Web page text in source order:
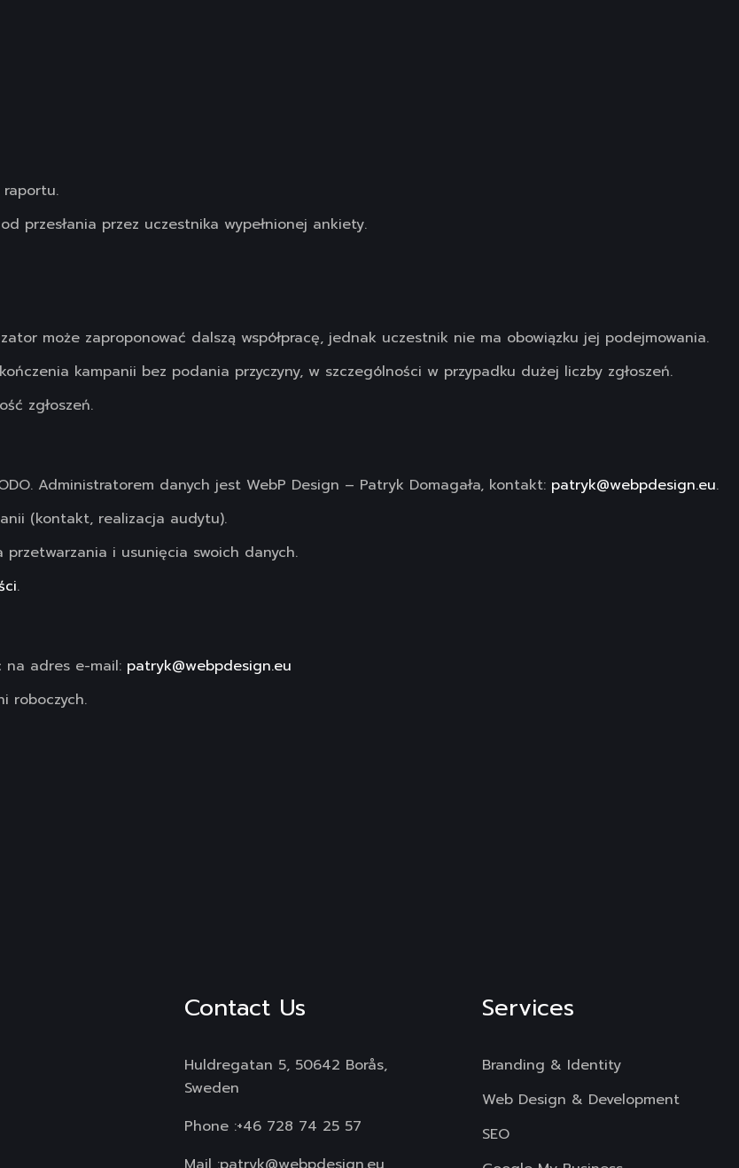
przesłania przez uczestnika wypełnionej ankiety.
może zaproponować dalszą współpracę, jednak uczestnik nie ma obowiązku jej podejmowania.
kampanii bez podania przyczyny, w szczególności w przypadku dużej liczby zgłoszeń.
zgłoszeń.
Administratorem danych jest WebP Design – Patryk Domagała, kontakt: patryk@webpdesign.eu.
(kontakt, realizacja audytu).
i usunięcia swoich danych.
.
na adres e-mail: patryk@webpdesign.eu
roboczych.
Contact Us
Huldregatan 5, 50642 Borås,
Sweden
Phone :+46 728 74 25 57
Services
Branding & Identity
Web Design & Development
SEO